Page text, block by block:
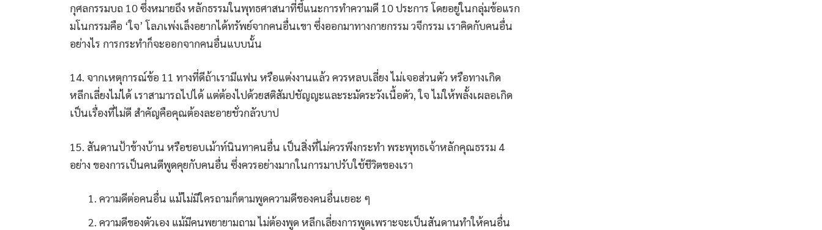
กุศลกรรมบถ 10 ซึ่งหมายถึง หลักธรรมในพุทธศาสนาที่ชี้แนะการทำความดี 10 ประการ โดยอยู่ในกลุ่มข้อแรก
มโนกรรมคือ ‘ใจ’ โลภเพ่งเล็งอยากได้ทรัพย์จากคนอื่นเขา ซึ่งออกมาทางกายกรรม วจีกรรม เราคิดกับคนอื่น
อย่างไร การกระทำก็จะออกจากคนอื่นแบบนั้น
14. จากเหตุการณ์ข้อ 11 ทางที่ดีถ้าเรามีแฟน หรือแต่งงานแล้ว ควรหลบเลี่ยง ไม่เจอส่วนตัว หรือทางเกิด
หลีกเลี่ยงไม่ได้ เราสามารถไปได้ แต่ต้องไปด้วยสติสัมปชัญญะและระมัดระวังเนื้อตัว, ใจ ไม่ให้พลั้งเผลอเกิด
เป็นเรื่องที่ไม่ดี สำคัญคือคุณต้องละอายชั่วกลัวบาป
15. สันดานป้าข้างบ้าน หรือชอบเม้าท์นินทาคนอื่น เป็นสิ่งที่ไม่ควรพึงกระทำ พระพุทธเจ้าหลักคุณธรรม 4
อย่าง ของการเป็นคนดีพูดคุยกับคนอื่น ซึ่งควรอย่างมากในการมาปรับใช้ชีวิตของเรา
ความดีต่อคนอื่น แม้ไม่มีใครถามก็ตามพูดความดีของคนอื่นเยอะ ๆ
ความดีของตัวเอง แม้มีคนพยายามถาม ไม่ต้องพูด หลีกเลี่ยงการพูดเพราะจะเป็นสันดานทำให้คนอื่น